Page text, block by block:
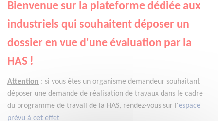
Bienvenue sur la plateforme dédiée aux
industriels qui souhaitent déposer un
dossier en vue d'une évaluation par la
HAS !
Attention : si vous êtes un organisme demandeur souhaitant
déposer une demande de réalisation de travaux dans le cadre
du programme de travail de la HAS, rendez-vous sur l'espace
prévu à cet effet